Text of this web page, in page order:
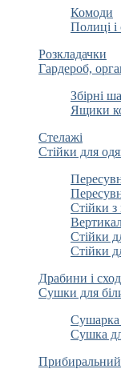
Комоди
Полиці і
Розкладачки
Гардероб,
Збірні
Ящики
Стелажі
Стійки для
Стійки
Стійки
Стійки
Драбини і
Сушки для
Сушарка
Сушка
Прибиральний